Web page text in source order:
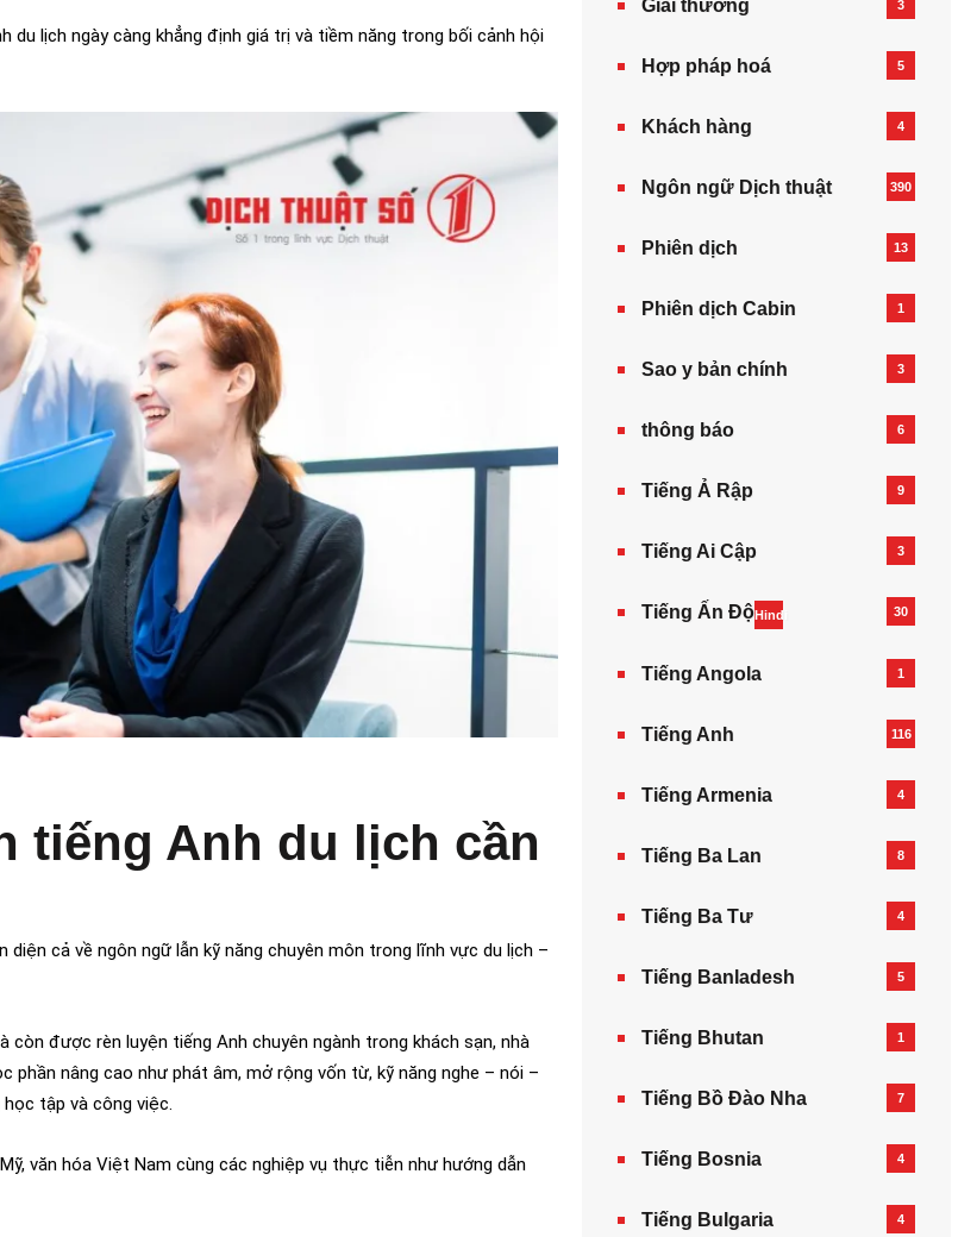
du lịch ngày càng khẳng định giá trị và tiềm năng trong bối cảnh hội
tiếng Anh du lịch cần
cả về ngôn ngữ lẫn kỹ năng chuyên môn trong lĩnh vực du lịch –
được rèn luyện tiếng Anh chuyên ngành trong khách sạn, nhà
phần nâng cao như phát âm, mở rộng vốn từ, kỹ năng nghe – nói –
tập và công việc.
văn hóa Việt Nam cùng các nghiệp vụ thực tiễn như hướng dẫn
Giải thưởng 3
Hợp pháp hoá 5
Khách hàng 4
Ngôn ngữ Dịch thuật 390
Phiên dịch 13
Phiên dịch Cabin 1
Sao y bản chính 3
thông báo 6
Tiếng Ả Rập 9
Tiếng Ai Cập 3
Tiếng Ấn ĐộHindi 30
Tiếng Angola 1
Tiếng Anh 116
Tiếng Armenia‎ 4
Tiếng Ba Lan 8
Tiếng Ba Tư 4
Tiếng Banladesh 5
Tiếng Bhutan 1
Tiếng Bồ Đào Nha 7
Tiếng Bosnia 4
Tiếng Bulgaria 4